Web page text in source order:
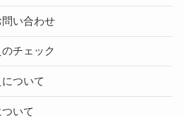
い合わせ
チェック
ついて
いて